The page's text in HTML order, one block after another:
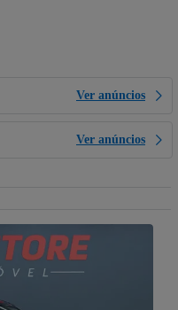
Ver anúncios
Ver anúncios